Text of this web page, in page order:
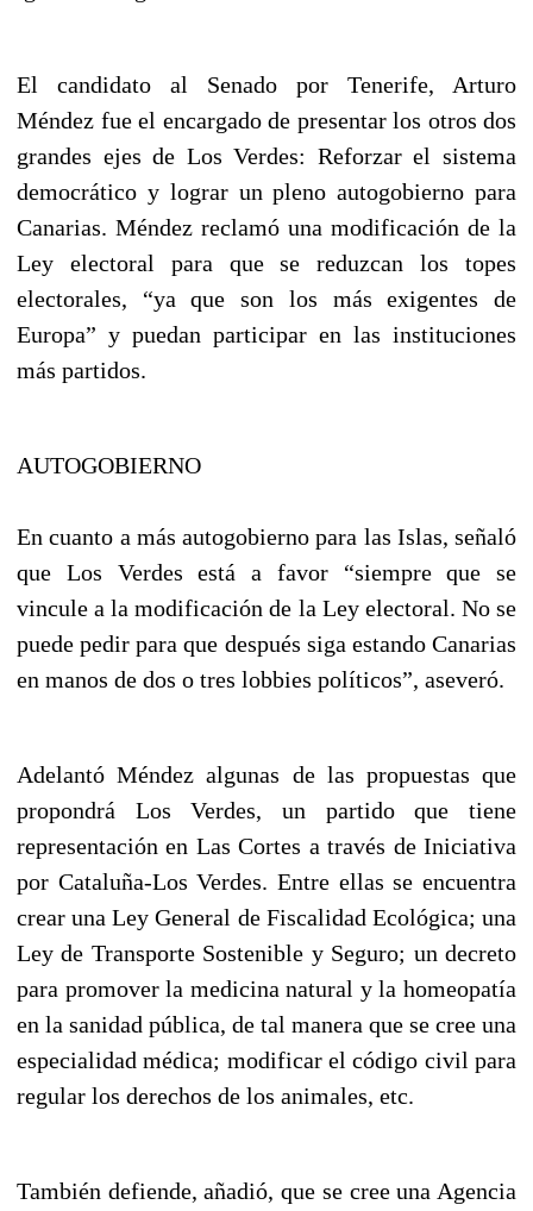
El candidato al Senado por Tenerife, Arturo
Méndez fue el encargado de presentar los otros dos
grandes ejes de Los Verdes: Reforzar el sistema
democrático y lograr un pleno autogobierno para
Canarias. Méndez reclamó una modificación de la
Ley electoral para que se reduzcan los topes
electorales, “ya que son los más exigentes de
Europa” y puedan participar en las instituciones
más partidos.
AUTOGOBIERNO
En cuanto a más autogobierno para las Islas, señaló
que Los Verdes está a favor “siempre que se
vincule a la modificación de la Ley electoral. No se
puede pedir para que después siga estando Canarias
en manos de dos o tres lobbies políticos”, aseveró.
Adelantó Méndez algunas de las propuestas que
propondrá Los Verdes, un partido que tiene
representación en Las Cortes a través de Iniciativa
por Cataluña-Los Verdes. Entre ellas se encuentra
crear una Ley General de Fiscalidad Ecológica; una
Ley de Transporte Sostenible y Seguro; un decreto
para promover la medicina natural y la homeopatía
en la sanidad pública, de tal manera que se cree una
especialidad médica; modificar el código civil para
regular los derechos de los animales, etc.
También defiende, añadió, que se cree una Agencia